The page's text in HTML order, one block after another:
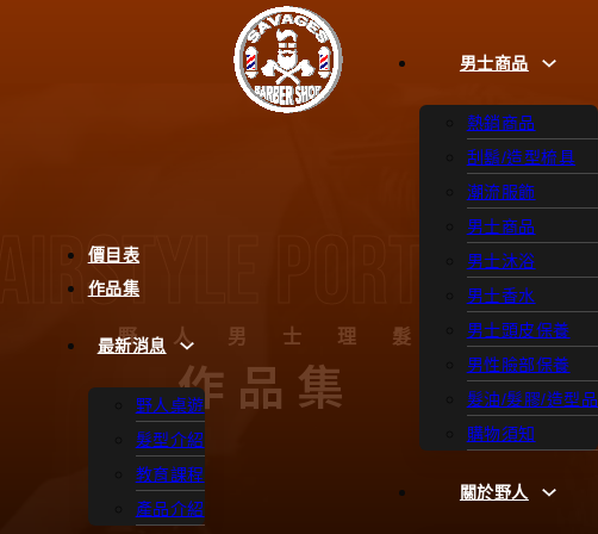
價目表
作品集
最新消息
野人桌遊
髮型介紹
教育課程
產品介紹
男士商品
熱銷商品
刮鬍/造型梳具
潮流服飾
男士商品
男士沐浴
男士香水
男士頭皮保養
男性臉部保養
髮油/髮膠/造型品
購物須知
關於野人
Portfolio
野人男士理髮
作品集